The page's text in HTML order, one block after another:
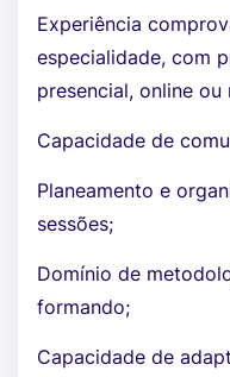
Experiência
especialidade, com
presencial, online ou
Capacidade de
Planeamento e
sessões;
Domínio de
formando;
Capacidade de